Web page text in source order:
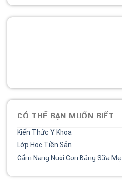
CÓ THỂ BẠN MUỐN BIẾT
Kiến Thức Y Khoa
Lớp Học Tiền Sản
Cẩm Nang Nuôi Con Bằng Sữa Mẹ